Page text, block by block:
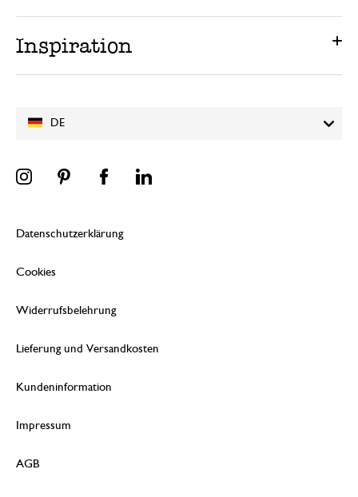
DE
Inspiration
Datenschutzerklärung
Cookies
Widerrufsbelehrung
Lieferung und Versandkosten
Kundeninformation
Impressum
AGB